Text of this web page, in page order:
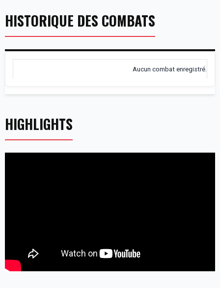
HISTORIQUE DES COMBATS
Aucun combat enregistré.
HIGHLIGHTS